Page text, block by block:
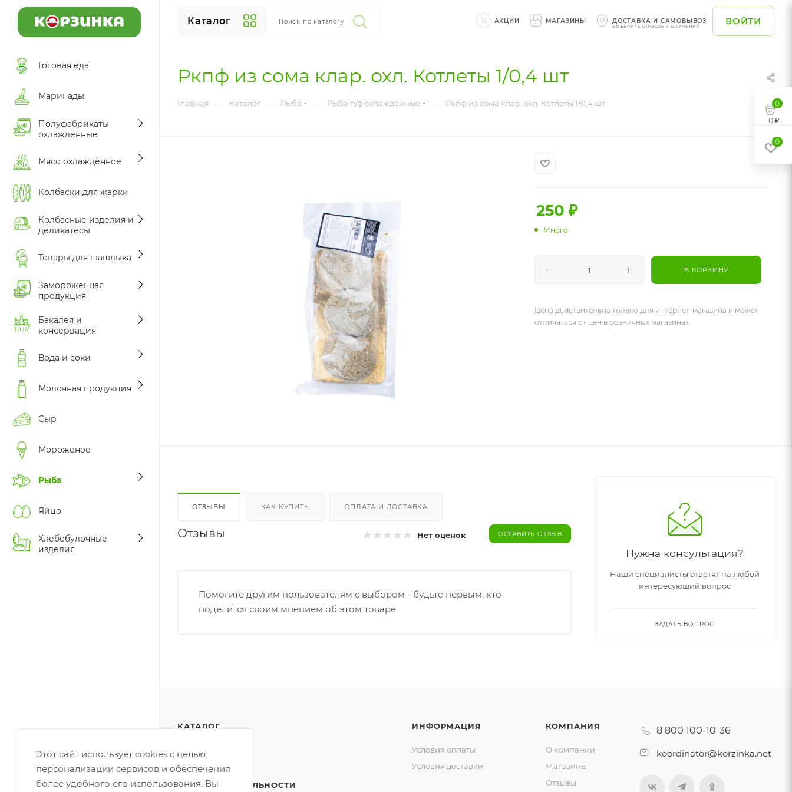
ВОЙТИ
ДОСТАВКА И САМОВЫВОЗ
ВЫБЕРИТЕ СПОСОБ ПОЛУЧЕНИЯ
МАГАЗИНЫ
АКЦИИ
Каталог Поиск по каталогу
Готовая еда
Маринады
Полуфабрикаты
охлаждённые
Мясо охлаждённое
Колбаски для жарки
Колбасные изделия и
деликатесы
Товары для шашлыка
Замороженная
продукция
Бакалея и
консервация
Вода и соки
Молочная продукция
Сыр
Мороженое
Рыба
Яйцо
Хлебобулочные
изделия
Ркпф из сома клар. охл. Котлеты 1/0,4 шт
Главная — Каталог — Рыба — Рыба п/ф охлаждённые — Ркпф из сома клар. охл. Котлеты 1/0,4 шт
250 ₽
Много
В КОРЗИНУ
Цена действительна только для интернет-магазина и может
отличаться от цен в розничных магазинах
ОТЗЫВЫ КАК КУПИТЬ ОПЛАТА И ДОСТАВКА
Отзывы Нет оценок ОСТАВИТЬ ОТЗЫВ
Помогите другим пользователям с выбором - будьте первым, кто
поделится своим мнением об этом товаре
Нужна консультация?
Наши специалисты ответят на любой
интересующий вопрос
ЗАДАТЬ ВОПРОС
КАТАЛОГ
ПОЛИТИКА
КОНФИДЕНЦИАЛЬНОСТИ
ИНФОРМАЦИЯ
Условия оплаты
Условия доставки
КОМПАНИЯ
О компании
Магазины
Отзывы
8 800 100-10-36
koordinator@korzinka.net
0
0 ₽
0
Этот сайт использует cookies с целью
персонализации сервисов и обеспечения
более удобного его использования. Вы